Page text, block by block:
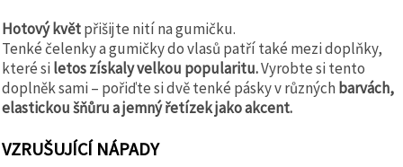
Hotový květpřišijte nití na gumičku.
Tenké čelenky a gumičky do vlasů patří také mezi doplňky,
které si letos získaly velkou popularitu.Vyrobte si tento
doplněk sami – pořiďte si dvě tenké pásky v různých barvách,
elastickou šňůru a jemný řetízek jako akcent.
VZRUŠUJÍCÍ NÁPADY